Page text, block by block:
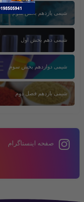
شیمی یازدهم بخش سوم
شیمی دهم بخش اول
شیمی دوازدهم بخش سوم
شیمی یازدهم فصل دوم
صفحه اینستاگرام